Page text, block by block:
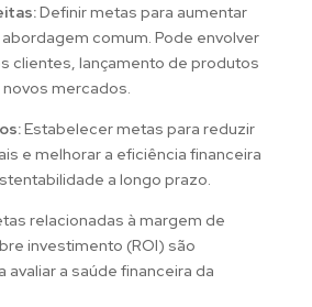
Definir metas para aumentar
comum. Pode envolver
clientes, lançamento de produtos
mercados.
Estabelecer metas para reduzir
e melhorar a eficiência financeira
a longo prazo.
relacionadas à margem de
investimento (ROI) são
avaliar a saúde financeira da